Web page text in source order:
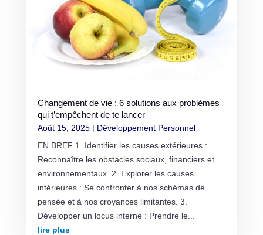
Changement de vie : 6 solutions aux problèmes
qui t’empêchent de te lancer
Août 15, 2025| Développement Personnel
EN BREF 1. Identifier les causes extérieures :
Reconnaître les obstacles sociaux, financiers et
environnementaux. 2. Explorer les causes
intérieures : Se confronter à nos schémas de
pensée et à nos croyances limitantes. 3.
Développer un locus interne : Prendre le...
lire plus